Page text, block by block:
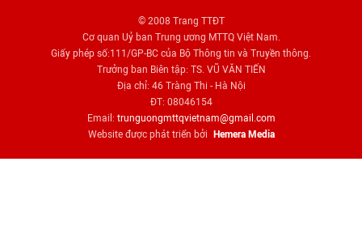
© 2008 Trang TTĐT
Cơ quan Uỷ ban Trung ương MTTQ Việt Nam.
Giấy phép số:111/GP-BC của Bộ Thông tin và Truyền thông.
Trưởng ban Biên tập: TS. VŨ VĂN TIẾN
Địa chỉ: 46 Tràng Thi - Hà Nội
ĐT: 08046154
Email: trunguongmttqvietnam@gmail.com
Website được phát triển bởi
Hemera Media